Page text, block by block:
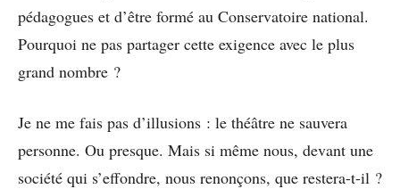
pédagogues et d’être formé au Conservatoire national.
Pourquoi ne pas partager cette exigence avec le plus
grand nombre ?
Je ne me fais pas d’illusions : le théâtre ne sauvera
personne. Ou presque. Mais si même nous, devant une
société qui s’effondre, nous renonçons, que restera-t-il ?